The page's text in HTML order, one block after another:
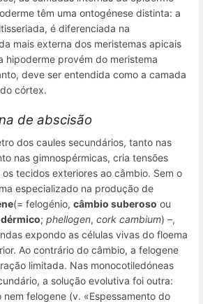
têm uma ontogénese distinta: a
é diferenciada na
mais externa dos meristemas apicais
hipoderme provém do meristema
deve ser entendida como a camada
córtex.
de abscisão
dos caules secundários, tanto nas
nas gimnospérmicas, cria tensões
tecidos exteriores ao câmbio. Sem o
especializado na produção de
(= felogénio, câmbio suberoso ou
; phellogen, cork cambium) –,
expondo as células vivas do floema
Ao contrário do câmbio, a felogene
limitada. Nas monocotiledóneas
a solução evolutiva foi outra:
nem felogene (v. «Espessamento do